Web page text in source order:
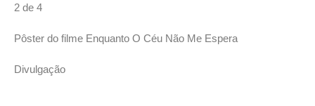
2 de 4
Pôster do filme Enquanto O Céu Não Me Espera
Divulgação